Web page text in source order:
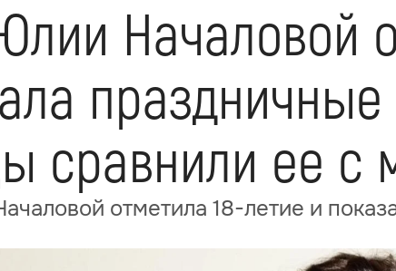
Началовой
сравнили ее с
отметила 18-летие и